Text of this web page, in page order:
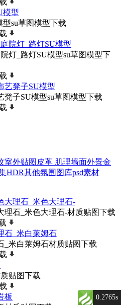
su草图模型下载
灯_路灯SU模型su草图模型下
凳子SU模型su草图模型下载
室外贴图 皮革 肌理墙面外景金
HDR其他氛围图库psd素材
理石_米色大理石-材质贴图下载
_米白莱姆石材质贴图下载
贴图下载
0.2765s